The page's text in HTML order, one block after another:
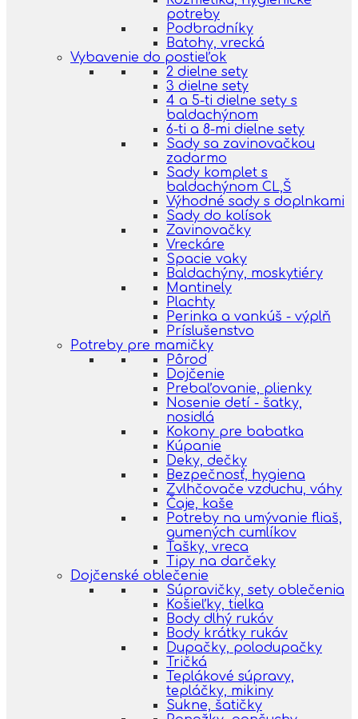
potreby
Podbradníky
Batohy, vrecká
Vybavenie do postieľok
2 dielne sety
3 dielne sety
4 a 5-ti dielne sety s
baldachýnom
6-ti a 8-mi dielne sety
Sady sa zavinovačkou
zadarmo
Sady komplet s
baldachýnom CL,Š
Výhodné sady s doplnkami
Sady do kolísok
Zavinovačky
Vreckáre
Spacie vaky
Baldachýny, moskytiéry
Mantinely
Plachty
Perinka a vankúš - výplň
Príslušenstvo
Potreby pre mamičky
Pôrod
Dojčenie
Prebaľovanie, plienky
Nosenie detí - šatky,
nosidlá
Kokony pre babatka
Kúpanie
Deky, dečky
Bezpečnosť, hygiena
Zvlhčovače vzduchu, váhy
Čaje, kaše
Potreby na umývanie fliaš,
gumených cumlíkov
Tašky, vreca
Tipy na darčeky
Dojčenské oblečenie
Súpravičky, sety oblečenia
Košieľky, tielka
Body dlhý rukáv
Body krátky rukáv
Dupačky, polodupačky
Tričká
Teplákové súpravy,
tepláčky, mikiny
Sukne, šatičky